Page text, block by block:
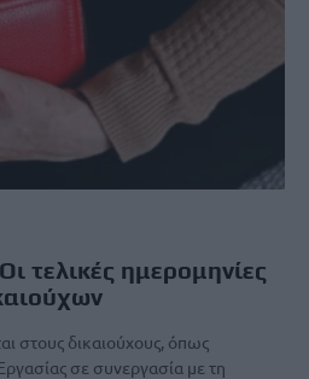
τελικές ημερομηνίες
στους δικαιούχους, όπως
σε συνεργασία με τη